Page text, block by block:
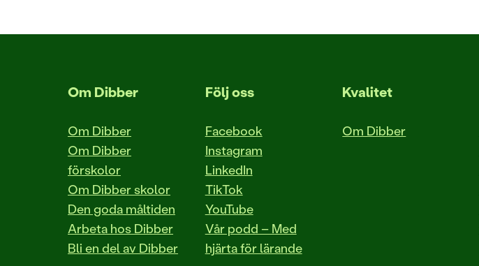
Om Dibber
Om Dibber
Om Dibber
förskolor
Om Dibber skolor
Den goda måltiden
Arbeta hos Dibber
Bli en del av Dibber
Följ oss
Facebook
Instagram
LinkedIn
TikTok
YouTube
Vår podd – Med
hjärta för lärande
Kvalitet
Om Dibber